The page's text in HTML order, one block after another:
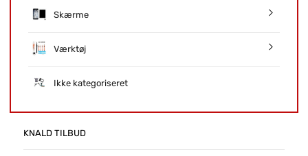
Skærme
Værktøj
Ikke kategoriseret
KNALD TILBUD